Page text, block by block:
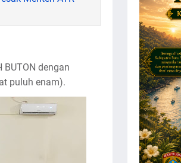
BUTON dengan
puluh enam).